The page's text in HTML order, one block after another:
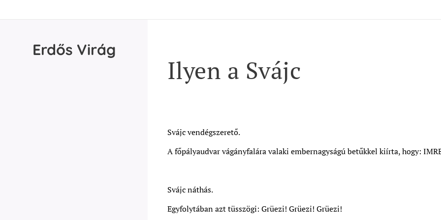
Erdős Virág
Ilyen a Svájc
Svájc vendégszerető.
A főpályaudvar vágányfalára valaki embernagyságú betűkkel kiírta, hogy:
Svájc náthás.
Egyfolytában azt tüsszögi: Grüezi! Grüezi! Grüezi!